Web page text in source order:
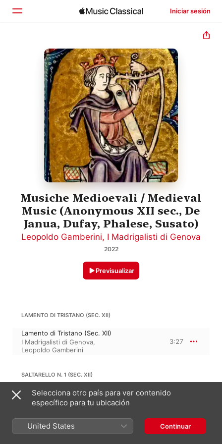
Iniciar sesión
Inicio
Explorar
Buscar
Musiche Medioevali / Medieval
Music (Anonymous XII sec., De
Janua, Dufay, Phalese, Susato)
Leopoldo Gamberini, I Madrigalisti di Genova
2022
Previsualizar
LAMENTO DI TRISTANO (SEC. XII)
Lamento di Tristano (Sec. XII)
I Madrigalisti di Genova,
Leopoldo Gamberini
3:27
SALTARELLO N. 1 (SEC. XII)
Saltarello N. 1 (Sec. XII)
I Madrigalisti di Genova,
Leopoldo Gamberini
ESTAMPIE REAL N. 6 (SEC. XII)
Selecciona otro país para ver contenido
específico para tu ubicación
United States Continuar